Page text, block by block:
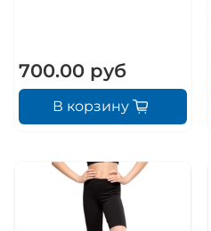
700.00 руб
В корзину